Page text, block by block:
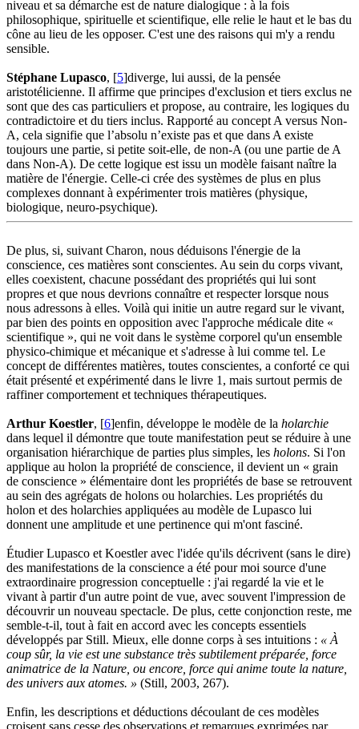
niveau et sa démarche est de nature dialogique : à la fois
philosophique, spirituelle et scientifique, elle relie le haut et le bas du
cône au lieu de les opposer. C'est une des raisons qui m'y a rendu
sensible.
Stéphane Lupasco, [5]diverge, lui aussi, de la pensée
aristotélicienne. Il affirme que principes d'exclusion et tiers exclus ne
sont que des cas particuliers et propose, au contraire, les logiques du
contradictoire et du tiers inclus. Rapporté au concept A versus Non-
A, cela signifie que l’absolu n’existe pas et que dans A existe
toujours une partie, si petite soit-elle, de non-A (ou une partie de A
dans Non-A). De cette logique est issu un modèle faisant naître la
matière de l'énergie. Celle-ci crée des systèmes de plus en plus
complexes donnant à expérimenter trois matières (physique,
biologique, neuro-psychique).
De plus, si, suivant Charon, nous déduisons l'énergie de la
conscience, ces matières sont conscientes. Au sein du corps vivant,
elles coexistent, chacune possédant des propriétés qui lui sont
propres et que nous devrions connaître et respecter lorsque nous
nous adressons à elles. Voilà qui initie un autre regard sur le vivant,
par bien des points en opposition avec l'approche médicale dite «
scientifique », qui ne voit dans le système corporel qu'un ensemble
physico-chimique et mécanique et s'adresse à lui comme tel. Le
concept de différentes matières, toutes conscientes, a conforté ce qui
était présenté et expérimenté dans le livre 1, mais surtout permis de
raffiner comportement et techniques thérapeutiques.
Arthur Koestler, [6]enfin, développe le modèle de la holarchie
dans lequel il démontre que toute manifestation peut se réduire à une
organisation hiérarchique de parties plus simples, les holons. Si l'on
applique au holon la propriété de conscience, il devient un « grain
de conscience » élémentaire dont les propriétés de base se retrouvent
au sein des agrégats de holons ou holarchies. Les propriétés du
holon et des holarchies appliquées au modèle de Lupasco lui
donnent une amplitude et une pertinence qui m'ont fasciné.
Étudier Lupasco et Koestler avec l'idée qu'ils décrivent (sans le dire)
des manifestations de la conscience a été pour moi source d'une
extraordinaire progression conceptuelle : j'ai regardé la vie et le
vivant à partir d'un autre point de vue, avec souvent l'impression de
découvrir un nouveau spectacle. De plus, cette conjonction reste, me
semble-t-il, tout à fait en accord avec les concepts essentiels
développés par Still. Mieux, elle donne corps à ses intuitions : « À
coup sûr, la vie est une substance très subtilement préparée, force
animatrice de la Nature, ou encore, force qui anime toute la nature,
des univers aux atomes. » (Still, 2003, 267).
Enfin, les descriptions et déductions découlant de ces modèles
croisent sans cesse des observations et remarques exprimées par